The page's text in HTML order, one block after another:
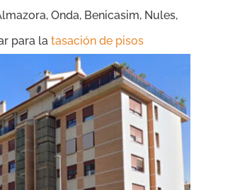
Onda, Benicasim, Nules,
para la tasación de pisos